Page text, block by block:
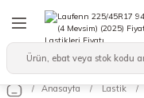
Anasayfa Lastik